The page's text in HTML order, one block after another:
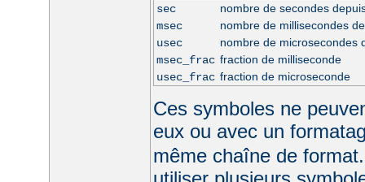
sec
nombre de secondes
msec
nombre de millisecondes
usec
nombre de microsecondes
msec_frac fraction de milliseconde
usec_frac fraction de microseconde
Ces symboles ne
eux ou avec un
même chaîne de